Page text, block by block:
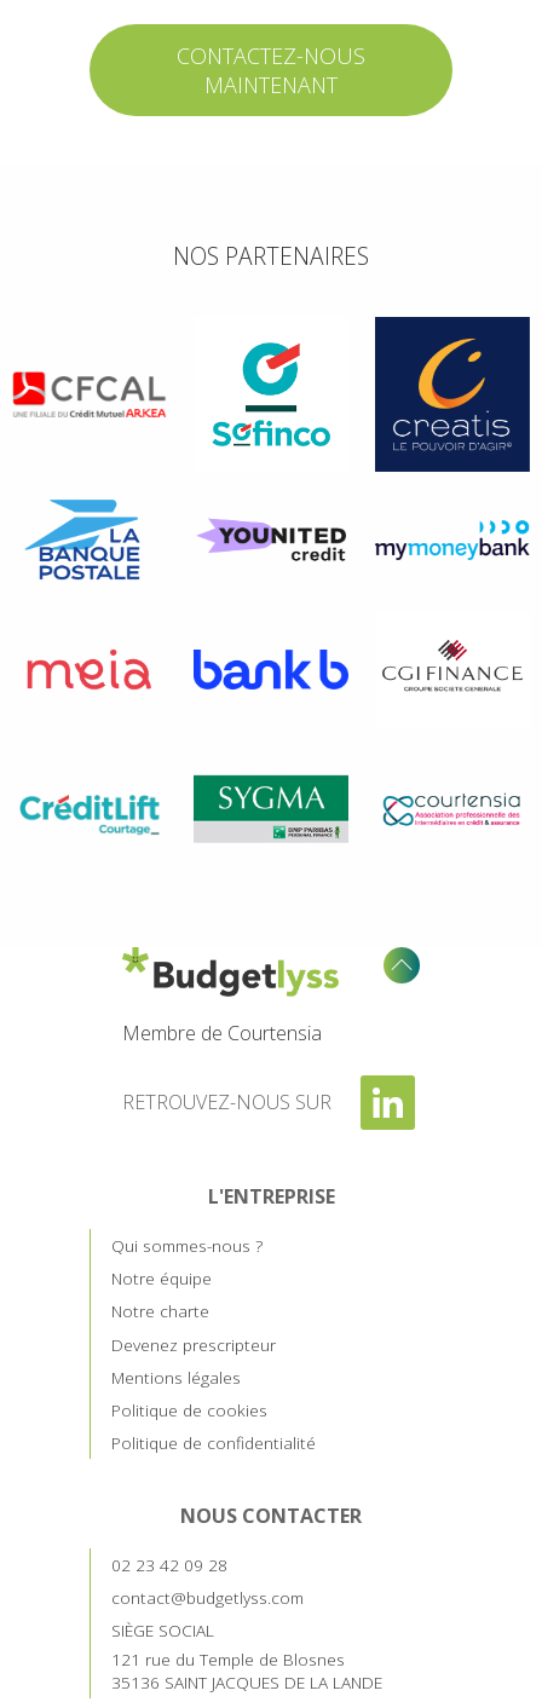
CONTACTEZ-NOUS
MAINTENANT
NOS PARTENAIRES
Membre de Courtensia
RETROUVEZ-NOUS SUR
L'ENTREPRISE
Qui sommes-nous ?
Notre équipe
Notre charte
Devenez prescripteur
Mentions légales
Politique de cookies
Politique de confidentialité
NOUS CONTACTER
02 23 42 09 28
contact@budgetlyss.com
SIÈGE SOCIAL
121 rue du Temple de Blosnes
35136 SAINT JACQUES DE LA LANDE